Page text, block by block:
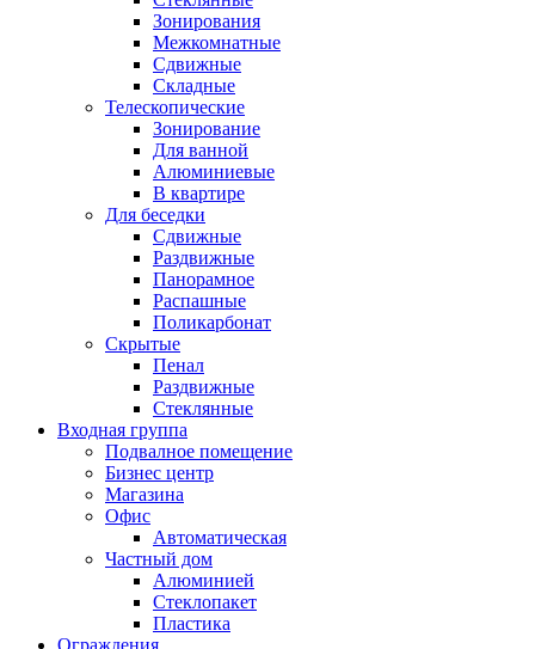
Зонирования
Межкомнатные
Сдвижные
Складные
Телескопические
Зонирование
Для ванной
Алюминиевые
В квартире
Для беседки
Сдвижные
Раздвижные
Панорамное
Распашные
Поликарбонат
Скрытые
Пенал
Раздвижные
Стеклянные
Входная группа
Подвалное помещение
Бизнес центр
Магазина
Офис
Автоматическая
Частный дом
Алюминией
Стеклопакет
Пластика
Ограждения